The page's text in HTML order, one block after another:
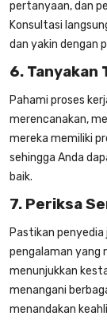
pertanyaan, dan
Konsultasi
dan yakin dengan
6. Tanyakan
Pahami proses
merencanakan,
mereka memiliki
sehingga Anda
baik.
7. Periksa
Pastikan penyedia
pengalaman yang
menunjukkan
menangani
menandakan